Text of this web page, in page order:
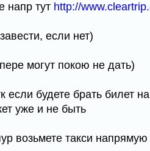
напр тут http://
если нет)
могут покою не дать)
если будете брать билет
уже и не быть
возьмете такси